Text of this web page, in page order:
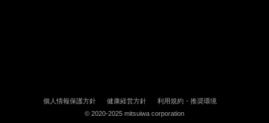
個人情報保護方針 健康経営方針
利用規約・推奨環境
© 2020-2025 mitsuiwa corporation